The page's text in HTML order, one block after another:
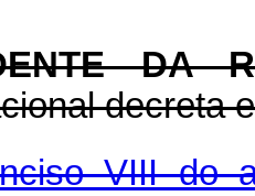
DA
decreta
VIII do